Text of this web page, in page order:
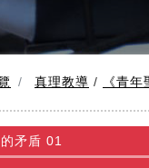
真理教導 / 《青
矛盾 01